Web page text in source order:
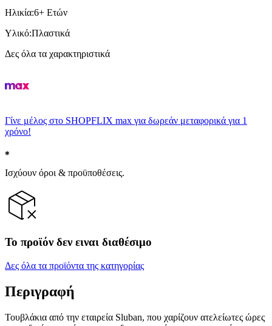
Ηλικία:6+ Ετών
Υλικό:Πλαστικά
Δες όλα τα χαρακτηριστικά
Γίνε μέλος στο SHOPFLIX max για δωρεάν μεταφορικά για 1
χρόνο!
Ισχύουν όροι & προϋποθέσεις.
Το προϊόν δεν ειναι διαθέσιμο
Δες όλα τα προϊόντα της κατηγορίας
Περιγραφή
Τουβλάκια από την εταιρεία Sluban, που χαρίζουν ατελείωτες ώρες